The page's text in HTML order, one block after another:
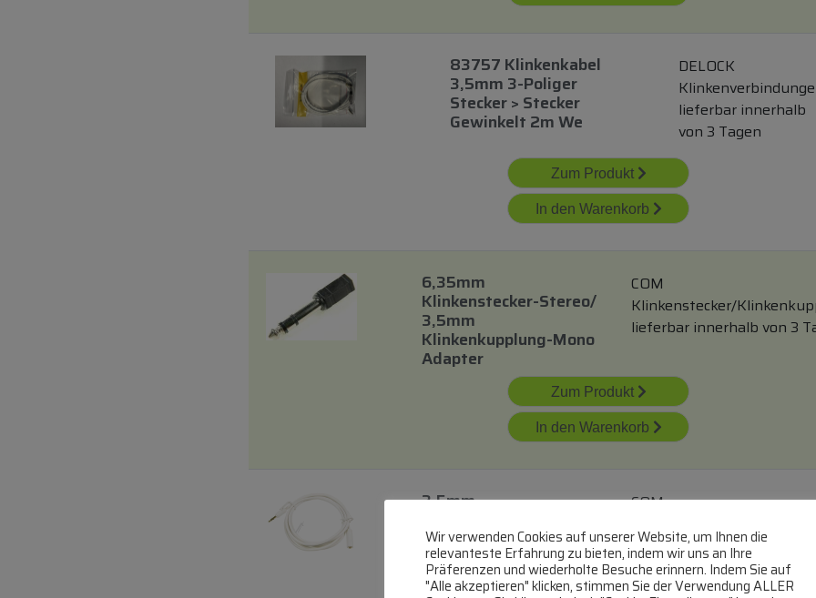
83757 Klinkenkabel
3,5mm 3-Poliger
Stecker > Stecker
Gewinkelt 2m We
DELOCK
lieferbar innerhalb
von 3 Tagen
Zum Produkt
In den Warenkorb
6,35mm
Klinkenstecker-Stereo/
3,5mm
Klinkenkupplung-Mono
Adapter
COM
Klinkenstecker/
lieferbar innerhalb von 3
Zum Produkt
In den Warenkorb
3,5mm-
3,5mm-
Klinkenkupplung 1,8m,
Weiss
COM
Klinkenstecker/
lieferbar innerhalb von 3
Wir verwenden Cookies auf unserer Website, um Ihnen die
relevanteste Erfahrung zu bieten, indem wir uns an Ihre
Präferenzen und wiederholte Besuche erinnern. Indem Sie auf
"Alle akzeptieren" klicken, stimmen Sie der Verwendung ALLER